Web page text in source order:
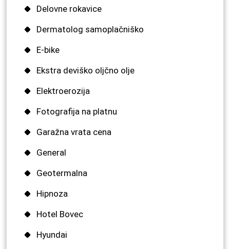
Delovne rokavice
Dermatolog samoplačniško
E-bike
Ekstra deviško oljčno olje
Elektroerozija
Fotografija na platnu
Garažna vrata cena
General
Geotermalna
Hipnoza
Hotel Bovec
Hyundai